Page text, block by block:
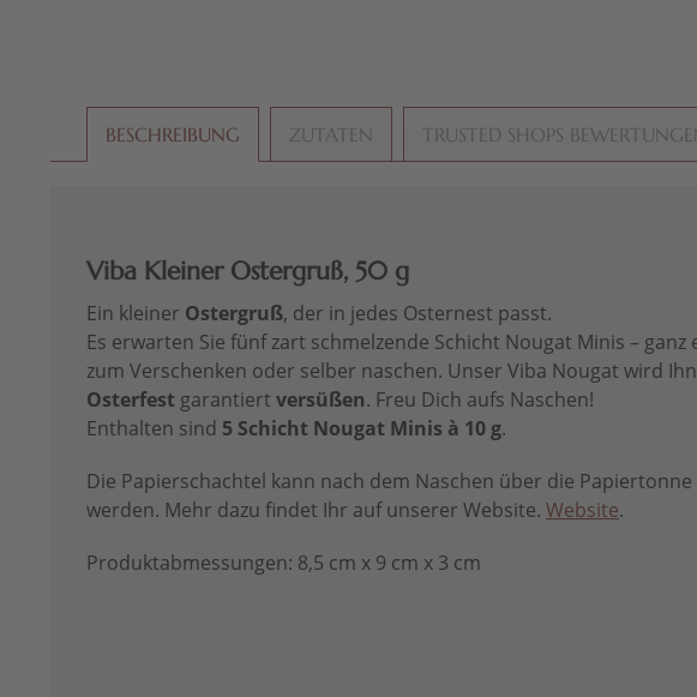
BESCHREIBUNG ZUTATEN TRUSTED SHOPS
Viba Kleiner Ostergruß, 50 g
Ein kleiner Ostergruß, der in jedes Osternest passt.
Es erwarten Sie fünf zart schmelzende Schicht Nougat Minis – ganz
zum Verschenken oder selber naschen. Unser Viba Nougat wird
Osterfest garantiert versüßen. Freu Dich aufs Naschen!
Enthalten sind 5 Schicht Nougat Minis à 10 g.
Die Papierschachtel kann nach dem Naschen über die
werden. Mehr dazu findet Ihr auf unserer Website. Website.
Produktabmessungen: 8,5 cm x 9 cm x 3 cm